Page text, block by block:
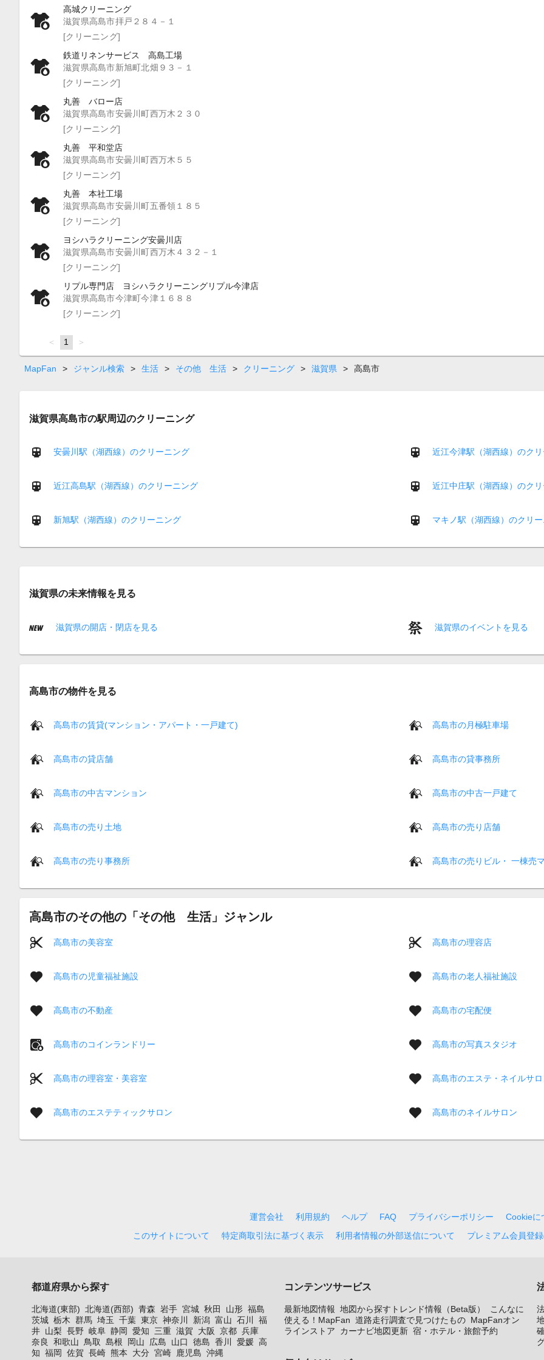
高城クリーニング
滋賀県高島市拝戸２８４－１
[クリーニング]
鉄道リネンサービス 高島工場
滋賀県高島市新旭町北畑９３－１
[クリーニング]
丸善 バロー店
滋賀県高島市安曇川町西万木２３０
[クリーニング]
丸善 平和堂店
滋賀県高島市安曇川町西万木５５
[クリーニング]
丸善 本社工場
滋賀県高島市安曇川町五番領１８５
[クリーニング]
ヨシハラクリーニング安曇川店
滋賀県高島市安曇川町西万木４３２－１
[クリーニング]
リプル専門店 ヨシハラクリーニングリプル今津店
滋賀県高島市今津町今津１６８８
[クリーニング]
page
You're
on
page
1 page
MapFan > ジャンル検索 > 生活 > その他 生活 > クリーニング > 滋賀県 > 高島市
滋賀県高島市の駅周辺のクリーニング
安曇川駅（湖西線）のクリーニング 近江今津駅（湖西線）のク
近江高島駅（湖西線）のクリーニング 近江中庄駅（湖西線）のク
新旭駅（湖西線）のクリーニング マキノ駅（湖西線）のクリ
滋賀県の未来情報を見る
滋賀県の開店・閉店を見る 滋賀県のイベントを見る
高島市の物件を見る
高島市の賃貸(マンション・アパート・一戸建て) 高島市の月極駐車場
高島市の貸店舗 高島市の貸事務所
高島市の中古マンション 高島市の中古一戸建て
高島市の売り土地 高島市の売り店舗
高島市の売り事務所 高島市の売りビル・ 一棟売
高島市のその他の「その他 生活」ジャンル
高島市の美容室 高島市の理容店
高島市の児童福祉施設 高島市の老人福祉施設
高島市の不動産 高島市の宅配便
高島市のコインランドリー 高島市の写真スタジオ
高島市の理容室・美容室 高島市のエステ・ネイルサロ
高島市のエステティックサロン 高島市のネイルサロン
運営会社 利用規約 ヘルプ FAQ プライバシーポリシー
Cookieに
このサイトについて
特定商取引法に基づく表示 利用者情報の外部送信について プレミアム会員登
都道府県から探す
北海道(東部) 北海道(西部) 青森 岩手 宮城 秋田 山形 福島
茨城 栃木 群馬 埼玉 千葉 東京 神奈川 新潟 富山 石川
福
井 山梨 長野 岐阜 静岡 愛知 三重 滋賀 大阪 京都 兵庫
奈良
和歌山 鳥取 島根 岡山 広島 山口 徳島 香川 愛媛 高
知 福岡 佐賀 長崎 熊本 大分 宮崎 鹿児島 沖縄
コンテンツサービス
最新地図情報 地図から探すトレンド情報（Beta版）
こんなに
使える！MapFan 道路走行調査で見つけたもの MapFanオン
ラインストア
カーナビ地図更新 宿・ホテル・旅館予約